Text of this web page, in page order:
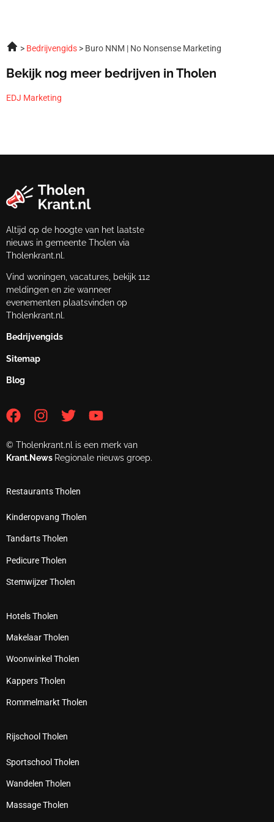
Bedrijvengids Buro NNM | No Nonsense Marketing
Bekijk nog meer bedrijven in Tholen
EDJ Marketing
Altijd op de hoogte van het laatste
nieuws in gemeente Tholen via
Tholenkrant.nl.
Vind woningen, vacatures, bekijk 112
meldingen en zie wanneer
evenementen plaatsvinden op
Tholenkrant.nl.
Bedrijvengids
Sitemap
Blog
© Tholenkrant.nl is een merk van
Krant.News Regionale nieuws groep.
Restaurants Tholen
Kinderopvang Tholen
Tandarts Tholen
Pedicure Tholen
Stemwijzer Tholen
Hotels Tholen
Makelaar Tholen
Woonwinkel Tholen
Kappers Tholen
Rommelmarkt Tholen
Rijschool Tholen
Sportschool Tholen
Wandelen Tholen
Massage Tholen